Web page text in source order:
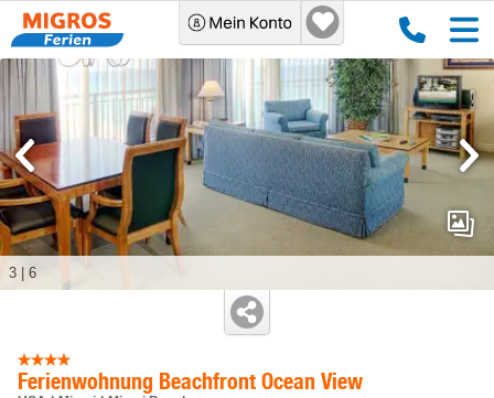
Ferienwohnung Beachfront Ocean View
3 6